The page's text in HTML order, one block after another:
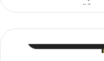
ограничений*